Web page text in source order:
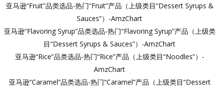
亚马逊“Fruit”品类选品-热门“Fruit”产品（上级类目“Dessert Syrups &
Sauces”）-AmzChart
亚马逊“Flavoring Syrup”品类选品-热门“Flavoring Syrup”产品（上级类
目“Dessert Syrups & Sauces”）-AmzChart
亚马逊“Rice”品类选品-热门“Rice”产品（上级类目“Noodles”）-
AmzChart
亚马逊“Caramel”品类选品-热门“Caramel”产品（上级类目“Dessert